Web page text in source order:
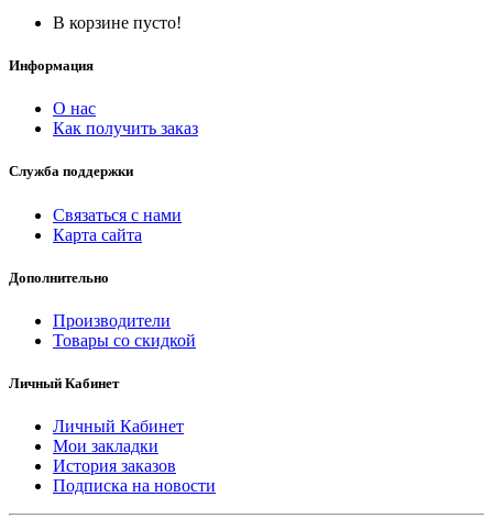
В корзине пусто!
Информация
О нас
Как получить заказ
Служба поддержки
Связаться с нами
Карта сайта
Дополнительно
Производители
Товары со скидкой
Личный Кабинет
Личный Кабинет
Мои закладки
История заказов
Подписка на новости